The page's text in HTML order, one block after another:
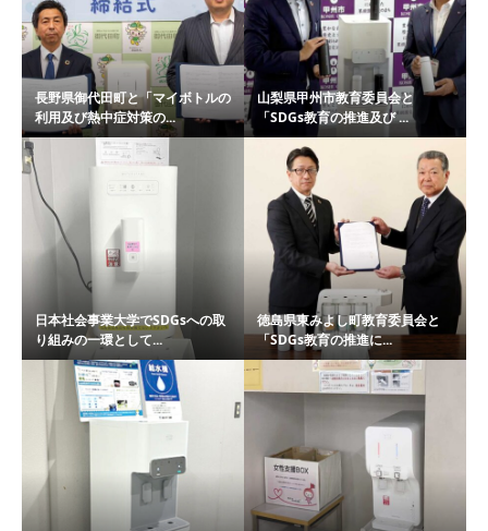
長野県御代田町と「マイボトルの
利用及び熱中症対策の...
山梨県甲州市教育委員会と
「SDGs教育の推進及び ...
日本社会事業大学でSDGsへの取
り組みの一環として...
徳島県東みよし町教育委員会と
「SDGs教育の推進に...